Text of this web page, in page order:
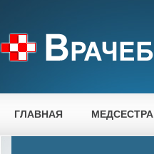
ГЛАВНАЯ МЕДСЕСТРА